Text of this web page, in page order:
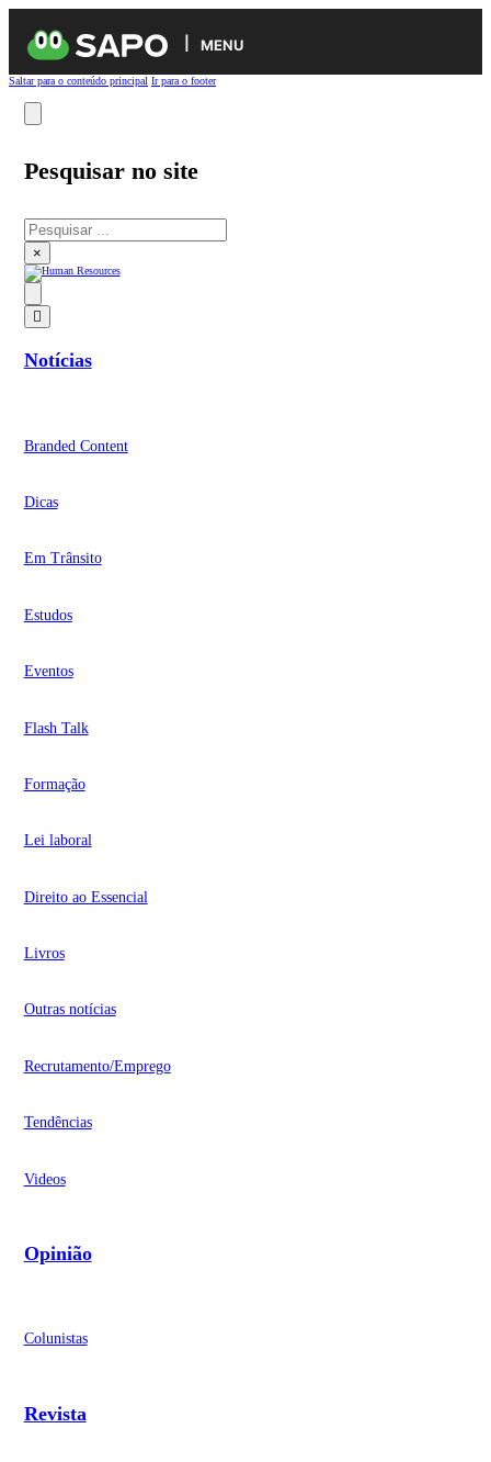
MENU
Saltar para o conteúdo principal Ir para o footer
Pesquisar no site
Pesquisar
×
Notícias
Branded Content
Dicas
Em Trânsito
Estudos
Eventos
Flash Talk
Formação
Lei laboral
Direito ao Essencial
Livros
Outras notícias
Recrutamento/Emprego
Tendências
Videos
Opinião
Colunistas
Revista